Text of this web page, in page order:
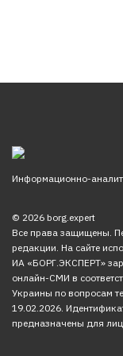
Информационно-
© 2026 borg.expert
Все права защищены.
редакции. На сайте
ИА «БОРГ.ЭКСПЕРТ»
онлайн-СМИ в
Украины по вопросам
19.02.2026.
предназначены для